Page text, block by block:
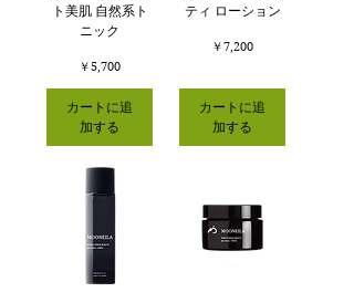
ト美肌 自然系ト
ニック
価格
￥5,700
カートに追
加する
ティ ローション
価格
￥7,200
カートに追
加する